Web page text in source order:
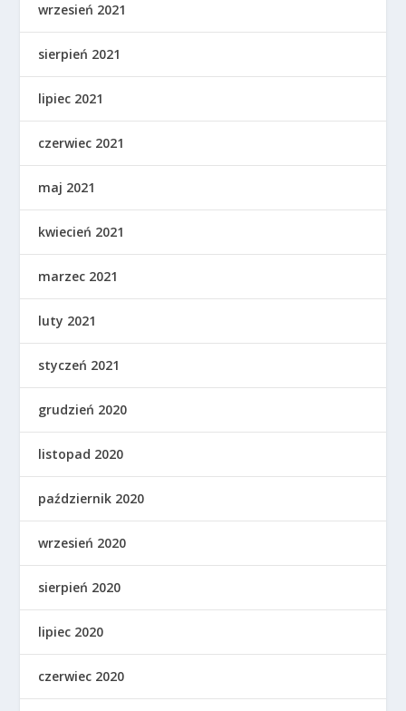
wrzesień 2021
sierpień 2021
lipiec 2021
czerwiec 2021
maj 2021
kwiecień 2021
marzec 2021
luty 2021
styczeń 2021
grudzień 2020
listopad 2020
październik 2020
wrzesień 2020
sierpień 2020
lipiec 2020
czerwiec 2020